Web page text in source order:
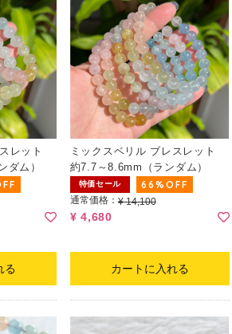
レット
ダム）
る
ミックスベリル ブレスレット
約7.7～8.6mm（ランダム）
特価セール 66%OFF
通常価格：¥ 14,100
¥ 4,680
カートに入れる